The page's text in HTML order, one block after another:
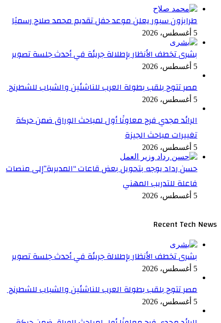
طرابزون سبور يعلن موعد حفل تقديم محمد صلاح رسميًا
5 أغسطس، 2026
بشرى تخطف الأنظار بإطلالة جريئة في أحدث جلسة تصوير
5 أغسطس، 2026
مصر تتوج بلقب بطولة العرب للناشئين والشباب للشطرنج
5 أغسطس، 2026
الرائد مجدي فرج معاونًا أول لمباحث الوراق ضمن حركة
تغييرات مباحث الجيزة
5 أغسطس، 2026
حسن رداد يوجه بتحويل بعض قاعات “المديرية”إلى منصات
فاعلة للتدريب المهني
5 أغسطس، 2026
Recent Tech News
بشرى تخطف الأنظار بإطلالة جريئة في أحدث جلسة تصوير
5 أغسطس، 2026
مصر تتوج بلقب بطولة العرب للناشئين والشباب للشطرنج
5 أغسطس، 2026